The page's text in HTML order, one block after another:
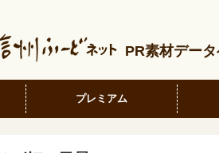
PR素材デー
プレミアム